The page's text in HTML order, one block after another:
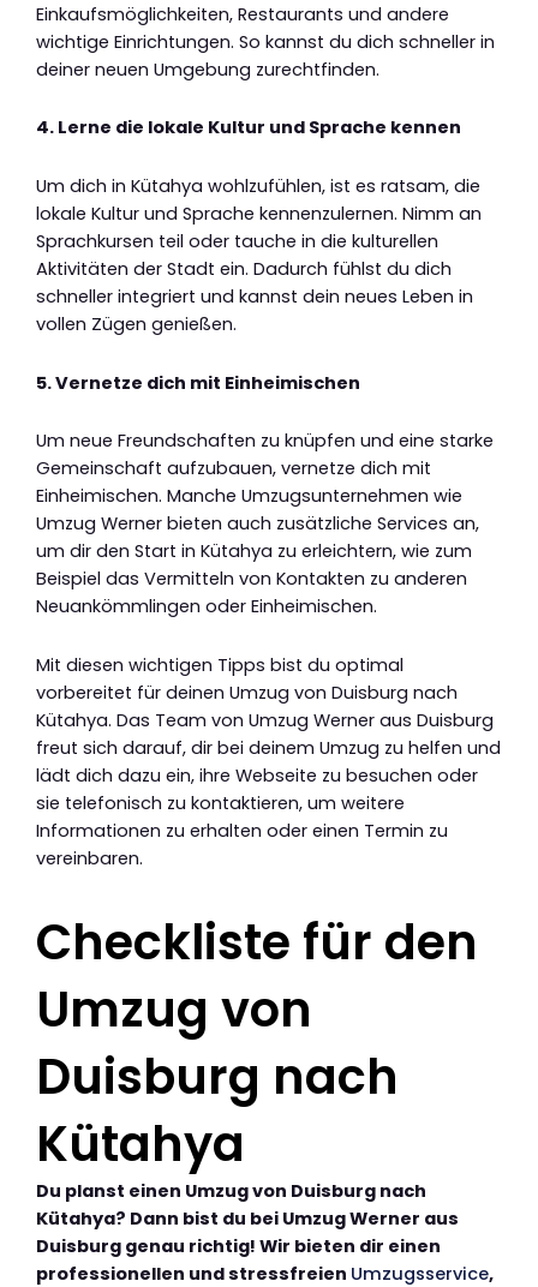
Einkaufsmöglichkeiten, Restaurants und andere
wichtige Einrichtungen. So kannst du dich schneller in
deiner neuen Umgebung zurechtfinden.
4. Lerne die lokale Kultur und Sprache kennen
Um dich in Kütahya wohlzufühlen, ist es ratsam, die
lokale Kultur und Sprache kennenzulernen. Nimm an
Sprachkursen teil oder tauche in die kulturellen
Aktivitäten der Stadt ein. Dadurch fühlst du dich
schneller integriert und kannst dein neues Leben in
vollen Zügen genießen.
5. Vernetze dich mit Einheimischen
Um neue Freundschaften zu knüpfen und eine starke
Gemeinschaft aufzubauen, vernetze dich mit
Einheimischen. Manche Umzugsunternehmen wie
Umzug Werner bieten auch zusätzliche Services an,
um dir den Start in Kütahya zu erleichtern, wie zum
Beispiel das Vermitteln von Kontakten zu anderen
Neuankömmlingen oder Einheimischen.
Mit diesen wichtigen Tipps bist du optimal
vorbereitet für deinen Umzug von Duisburg nach
Kütahya. Das Team von Umzug Werner aus Duisburg
freut sich darauf, dir bei deinem Umzug zu helfen und
lädt dich dazu ein, ihre Webseite zu besuchen oder
sie telefonisch zu kontaktieren, um weitere
Informationen zu erhalten oder einen Termin zu
vereinbaren.
Checkliste für den
Umzug von
Duisburg nach
Kütahya
Du planst einen Umzug von Duisburg nach
Kütahya? Dann bist du bei Umzug Werner aus
Duisburg genau richtig! Wir bieten dir einen
professionellen und stressfreien Umzugsservice,